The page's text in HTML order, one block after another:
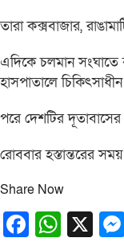
তারা কক্সবাজার,
এদিকে চলমান
হাসপাতালে
পরে দেশটির দূতাবাসের
রোববার হস্তান্তরের
Share Now
X